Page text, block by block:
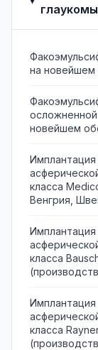
глаукомы
на новейшем
новейшем
Имплантация
класса
Венгрия,
Имплантация
класса
Имплантация
класса